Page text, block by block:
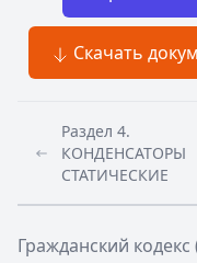
Скачать
Раздел 4.
КОНДЕНСАТОРЫ
СТАТИЧЕСКИЕ
Гражданский кодекс